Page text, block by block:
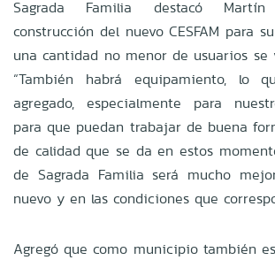
Sagrada Familia destacó
construcción del nuevo CESFAM para
una cantidad no menor de usuarios se
“También habrá equipamiento, lo
agregado, especialmente para
para que puedan trabajar de buena
de calidad que se da en estos
de Sagrada Familia será mucho
nuevo y en las condiciones que
Agregó que como municipio también